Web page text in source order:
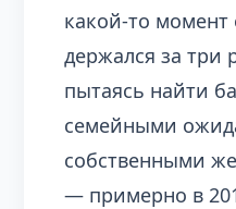
какой-то
держался за три
пытаясь найти
семейными
собственными
— примерно в